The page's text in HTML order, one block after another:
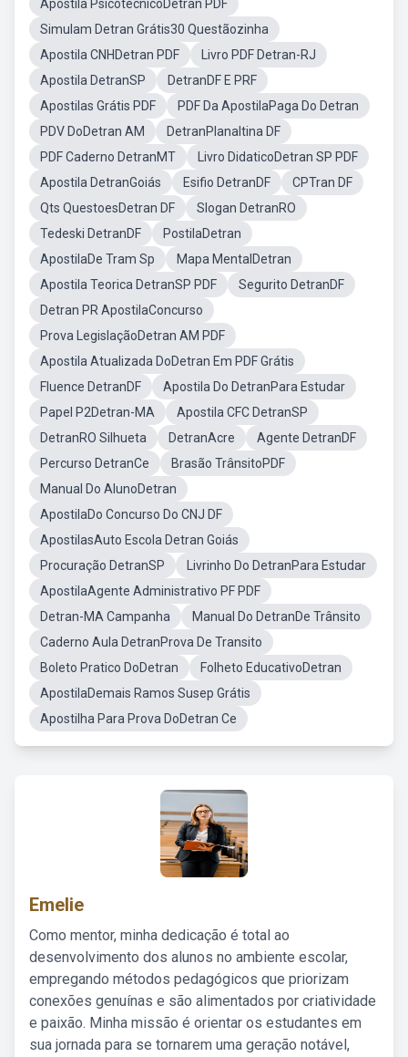
Apostila PsicotécnicoDetran PDF
Simulam Detran Grátis30 Questãozinha
Apostila CNHDetran PDF
Livro PDF Detran-RJ
Apostila DetranSP
DetranDF E PRF
Apostilas Grátis PDF
PDF Da ApostilaPaga Do Detran
PDV DoDetran AM
DetranPlanaltina DF
PDF Caderno DetranMT
Livro DidaticoDetran SP PDF
Apostila DetranGoiás
Esifio DetranDF
CPTran DF
Qts QuestoesDetran DF
Slogan DetranRO
Tedeski DetranDF
PostilaDetran
ApostilaDe Tram Sp
Mapa MentalDetran
Apostila Teorica DetranSP PDF
Segurito DetranDF
Detran PR ApostilaConcurso
Prova LegislaçãoDetran AM PDF
Apostila Atualizada DoDetran Em PDF Grátis
Fluence DetranDF
Apostila Do DetranPara Estudar
Papel P2Detran-MA
Apostila CFC DetranSP
DetranRO Silhueta
DetranAcre
Agente DetranDF
Percurso DetranCe
Brasão TrânsitoPDF
Manual Do AlunoDetran
ApostilaDo Concurso Do CNJ DF
ApostilasAuto Escola Detran Goiás
Procuração DetranSP
Livrinho Do DetranPara Estudar
ApostilaAgente Administrativo PF PDF
Detran-MA Campanha
Manual Do DetranDe Trânsito
Caderno Aula DetranProva De Transito
Boleto Pratico DoDetran
Folheto EducativoDetran
ApostilaDemais Ramos Susep Grátis
Apostilha Para Prova DoDetran Ce
Emelie
Como mentor, minha dedicação é total ao
desenvolvimento dos alunos no ambiente escolar,
empregando métodos pedagógicos que priorizam
conexões genuínas e são alimentados por criatividade
e paixão. Minha missão é orientar os estudantes em
sua jornada para se tornarem uma geração notável,